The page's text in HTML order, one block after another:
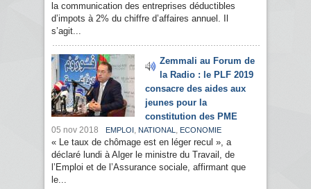
la communication des entreprises déductibles
d’impots à 2% du chiffre d’affaires annuel. Il
s’agit...
Zemmali au Forum de
la Radio : le PLF 2019
consacre des aides aux
jeunes pour la
constitution des PME
05 nov 2018 EMPLOI , NATIONAL , ECONOMIE
« Le taux de chômage est en léger recul », a
déclaré lundi à Alger le ministre du Travail, de
l’Emploi et de l’Assurance sociale, affirmant que
le...